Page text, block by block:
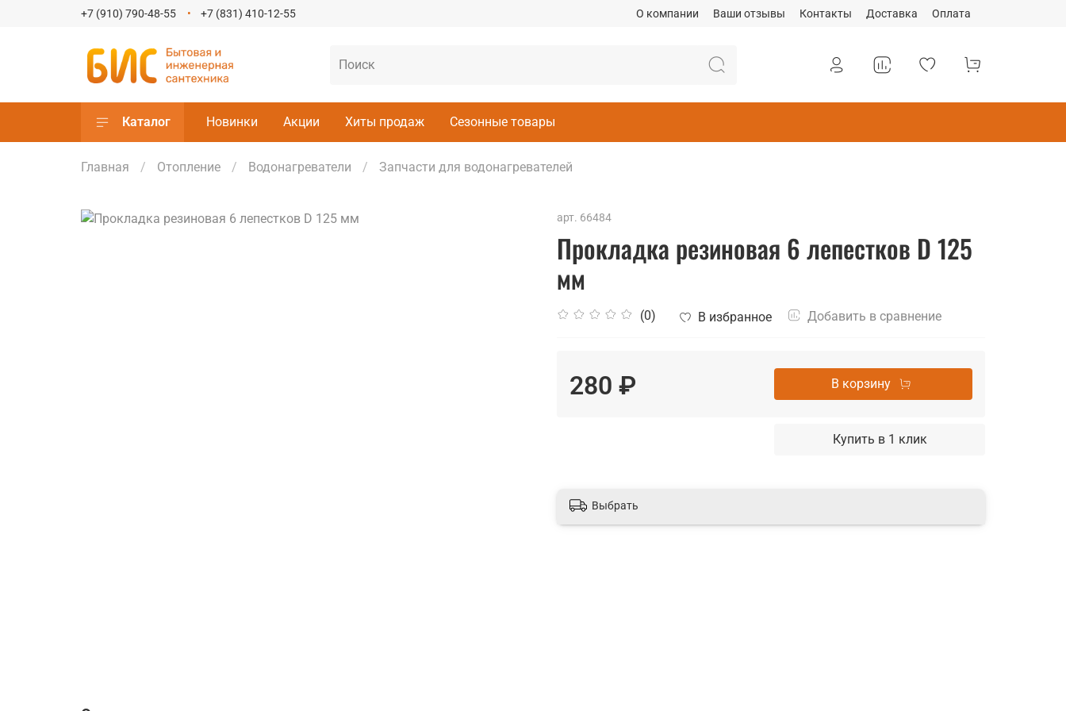
О компании Ваши отзывы Контакты Доставка Оплата
+7 (910) 790-48-55 +7 (831) 410-12-55
Каталог Новинки Акции Хиты продаж Сезонные товары
Главная Отопление Водонагреватели Запчасти для водонагревателей
арт. 66484
Прокладка резиновая 6 лепестков D 125
мм
(0) В избранное Добавить в сравнение
280 ₽ В корзину
Купить в 1 клик
Выбрать